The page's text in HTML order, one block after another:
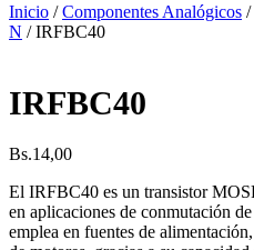
Inicio /Componentes Analógicos /
N / IRFBC40
IRFBC40
Bs.14,00
El IRFBC40 es un transistor
en aplicaciones de conmutación
emplea en fuentes de